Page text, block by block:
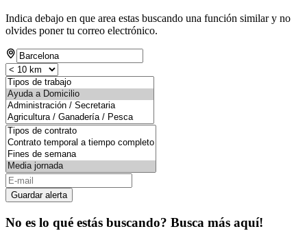
Indica debajo en que area estas buscando una función similar y no
olvides poner tu correo electrónico.
Guardar alerta
No es lo qué estás buscando? Busca más aquí!